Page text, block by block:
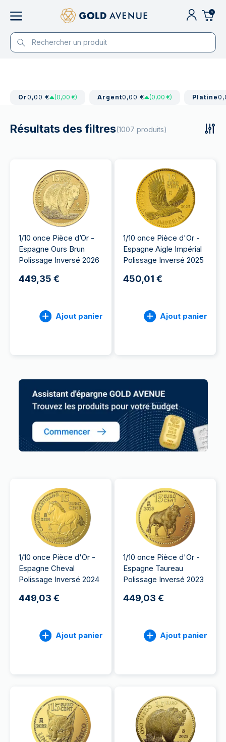
0
Or0,00 € (0,00 €) Argent0,00 € (0,00 €) Platine
Résultats des filtres(1007 produits)
1/10 once Pièce d’Or -
Espagne Ours Brun
Polissage Inversé 2026
449,35 €
Ajout panier
1/10 once Pièce d'Or -
Espagne Aigle Impérial
Polissage Inversé 2025
450,01 €
Ajout panier
1/10 once Pièce d'Or -
Espagne Cheval
Polissage Inversé 2024
449,03 €
Ajout panier
1/10 once Pièce d'Or -
Espagne Taureau
Polissage Inversé 2023
449,03 €
Ajout panier